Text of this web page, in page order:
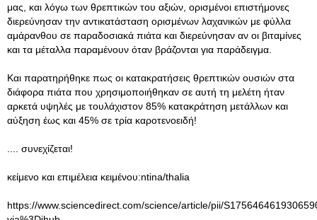
μας, και λόγω των θρεπτικών του αξιών, ορισμένοι επιστήμονες
διερεύνησαν την αντικατάσταση ορισμένων λαχανικών με φύλλα
αμάρανθου σε παραδοσιακά πιάτα και διερεύνησαν αν οι βιταμίνες
και τα μέταλλα παραμένουν όταν βράζονται για παράδειγμα.
Και παρατηρήθηκε πως οι κατακρατήσεις θρεπτικών ουσιών στα
διάφορα πιάτα που χρησιμοποιήθηκαν σε αυτή τη μελέτη ήταν
αρκετά υψηλές με τουλάχιστον 85% κατακράτηση μετάλλων και
αύξηση έως και 45% σε τρία καροτενοειδή!
.... συνεχίζεται!
κείμενο και επιμέλεια κειμένου:ntina/thalia
https://www.sciencedirect.com/science/article/pii/